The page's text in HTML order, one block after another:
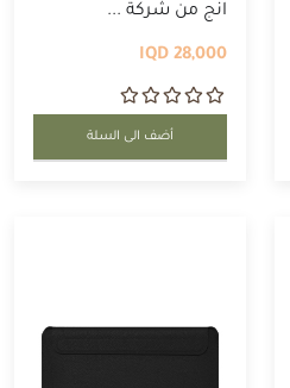
انج من شركة ...
28,000 IQD
أضف الى السلة